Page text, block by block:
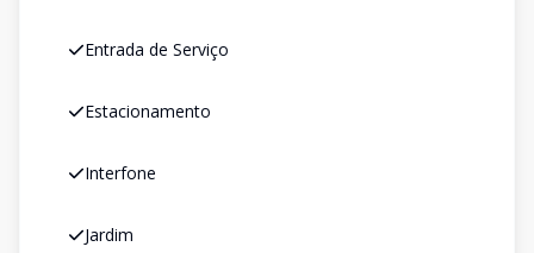
Entrada de Serviço
Estacionamento
Interfone
Jardim